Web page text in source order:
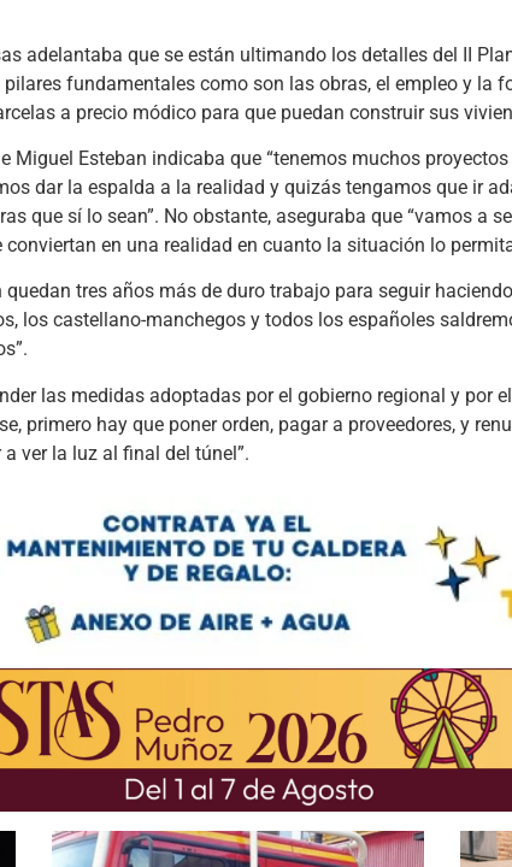
adelantaba que se están ultimando los detalles del II
fundamentales como son las obras, el empleo y la
a precio módico para que puedan construir sus
Miguel Esteban indicaba que “tenemos muchos
dar la espalda a la realidad y quizás tengamos que ir
que sí lo sean”. No obstante, aseguraba que “vamos a
en una realidad en cuanto la situación lo
tres años más de duro trabajo para seguir
los castellano-manchegos y todos los españoles
las medidas adoptadas por el gobierno regional y por
primero hay que poner orden, pagar a proveedores, y
ver la luz al final del túnel”.